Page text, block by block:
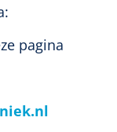
pagina